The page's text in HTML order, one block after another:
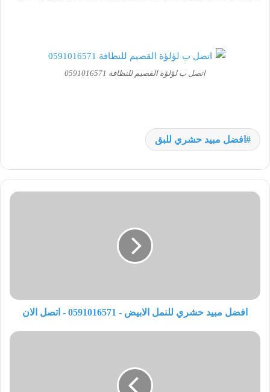
اتصل ب لؤلؤة القصيم للنظافة 0591016571
افضل مبيد حشري للبق
افضل مبيد حشري للنمل الابيض - 0591016571 - اتصل الان